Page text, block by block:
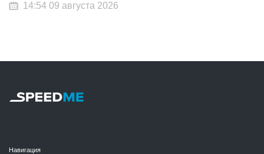
14:54 09 августа 2026
Навигация